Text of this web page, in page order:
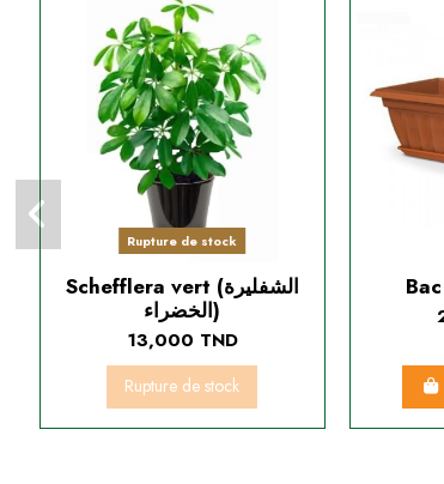
Rupture de stock
Schefflera vert (الشفليرة
الخضراء)
13,000 TND
Rupture de stock